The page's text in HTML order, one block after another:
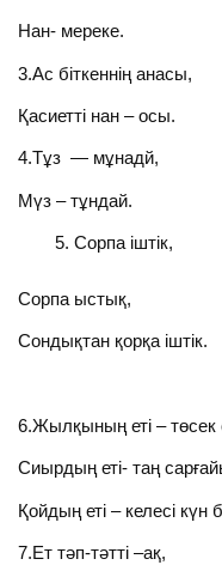
Нан- мереке.
3.Ас біткеннің анасы,
Қасиетті нан – осы.
4.Тұз — мұнадй,
Мүз – тұндай.
Сорпа іштік,
Сорпа ыстық,
Сондықтан қорқа іштік.
6.Жылқының еті –
Сиырдың еті- таң
Қойдың еті – келесі күн
7.Ет тәп-тәтті –ақ,